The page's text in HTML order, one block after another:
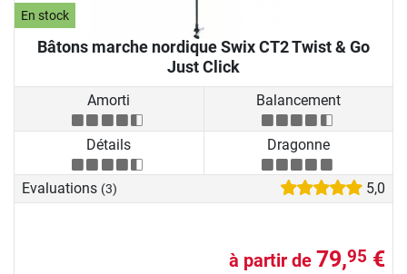
En stock
Bâtons marche nordique Swix CT2 Twist & Go
Just Click
Amorti Balancement
Détails Dragonne
Evaluations (3) 5,0
à partir de 79,95 €